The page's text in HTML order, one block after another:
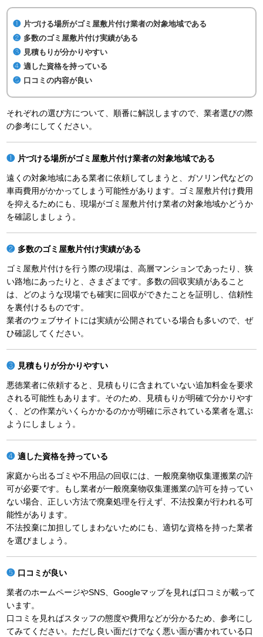
片づける場所がゴミ屋敷片付け業者の対象地域である
多数のゴミ屋敷片付け実績がある
見積もりが分かりやすい
適した資格を持っている
口コミの内容が良い
それぞれの選び方について、順番に解説しますので、業者選びの際
の参考にしてください。
片づける場所がゴミ屋敷片付け業者の対象地域である
遠くの対象地域にある業者に依頼してしまうと、ガソリン代などの
車両費用がかかってしまう可能性があります。ゴミ屋敷片付け費用
を抑えるためにも、現場がゴミ屋敷片付け業者の対象地域かどうか
を確認しましょう。
多数のゴミ屋敷片付け実績がある
ゴミ屋敷片付けを行う際の現場は、高層マンションであったり、狭
い路地にあったりと、さまざまです。多数の回収実績があること
は、どのような現場でも確実に回収ができたことを証明し、信頼性
を裏付けるものです。
業者のウェブサイトには実績が公開されている場合も多いので、ぜ
ひ確認してください。
見積もりが分かりやすい
悪徳業者に依頼すると、見積もりに含まれていない追加料金を要求
される可能性もあります。そのため、見積もりが明確で分かりやす
く、どの作業がいくらかかるのかが明確に示されている業者を選ぶ
ようにしましょう。
適した資格を持っている
家庭から出るゴミや不用品の回収には、一般廃棄物収集運搬業の許
可が必要です。もし業者が一般廃棄物収集運搬業の許可を持ってい
ない場合、正しい方法で廃棄処理を行えず、不法投棄が行われる可
能性があります。
不法投棄に加担してしまわないためにも、適切な資格を持った業者
を選びましょう。
口コミが良い
業者のホームページやSNS、Googleマップを見れば口コミが載って
います。
口コミを見ればスタッフの態度や費用などが分かるため、参考にし
てみてください。ただし良い面だけでなく悪い面が書かれている口